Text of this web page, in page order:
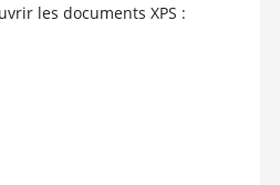
les documents XPS :